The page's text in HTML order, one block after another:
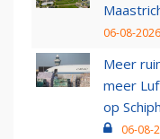
06-08-
Meer
meer
op
06-08-